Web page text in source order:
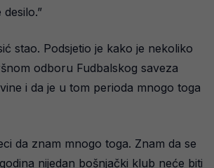
stao. Podsjetio je kako je nekoliko
odboru Fudbalskog saveza
i da je u tom perioda mnogo toga
da znam mnogo toga. Znam da se
nijedan bošnjački klub neće biti